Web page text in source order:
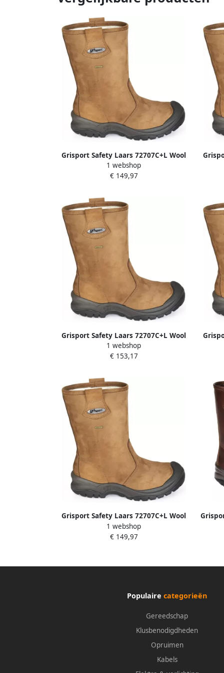
Grisport Safety Laars 72707C+L Wool
S3 + KN Cognac 00.049.001.43
1 webshop
€ 149,97
Grisport Safety Laars 72707C+L Wool
S3 + KN Cognac 00.049.001.46
1 webshop
€ 153,17
Grisport Safety Laars 72707C+L Wool
S3 + KN Cognac 00.049.001.45
1 webshop
€ 149,97
Populaire categorieën
Gereedschap
Klusbenodigdheden
Opruimen
Kabels